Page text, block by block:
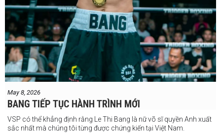
May 8, 2026
BANG TIẾP TỤC HÀNH TRÌNH MỚI
VSP có thể khẳng định rằng Le Thi Bang là nữ võ sĩ quyền Anh xuất
sắc nhất mà chúng tôi từng được chứng kiến tại Việt Nam.